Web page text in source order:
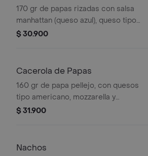
170 gr de papas rizadas con salsa
manhattan (queso azul), queso tipo
americano y cebolla caramelizada
$ 30.900
Cacerola de Papas
160 gr de papa pellejo, con quesos
tipo americano, mozzarella y
emmental gratinados, con queso
$ 31.900
Nachos